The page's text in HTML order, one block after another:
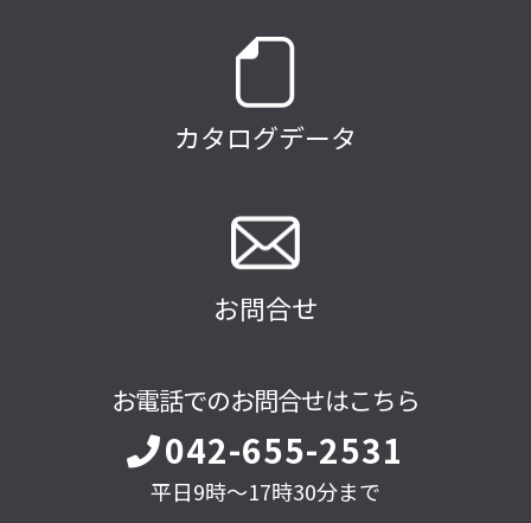
カタログデータ
お問合せ
お電話でのお問合せはこちら
042-655-2531
平日9時～17時30分まで